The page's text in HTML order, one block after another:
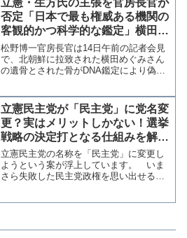
名でお答えください。 自民...
立憲・生方氏の主張を官房長官が
否定「日本で最も権威ある機関の
客観的かつ科学的な鑑定」横田め
ぐみさんの遺骨とされた骨の
DNA鑑定
松野博一官房長官は14日午前の記者会見
で、北朝鮮に拉致された横田めぐみさん
の遺骨とされた骨がDNA鑑定により偽物
科学的な鑑定に基づくもの」と述べ、立
憲民主党の生方幸夫氏...
立憲民主党が「民主党」に党名変
更？実はメリットしかない！選挙
戦略の決定打となる仕組みを解説
【KSLチャンネル】マガジン255
号
立憲民主党の名称を「民主党」に変更し
ようという案が浮上しています。 いま
さら失敗した民主党政権を思い出せるな